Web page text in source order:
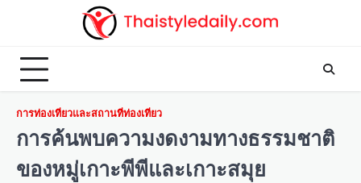
การท่องเที่ยวและสถานที่ท่องเที่ยว
การค้นพบความงดงามทางธรรมชาติ
ของหมู่เกาะพีพีและเกาะสมุย